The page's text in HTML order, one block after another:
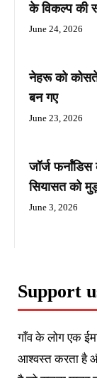
के विकल्प की
June 24, 2026
नेहरू को
बन गए
June 23, 2026
जॉर्ज
सियासत को
June 3, 2026
Support
गाँव के लोग एक
आश्वस्त करता है